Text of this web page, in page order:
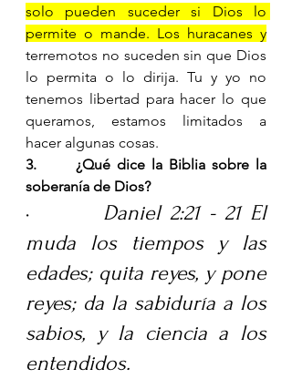
solo pueden suceder si Dios lo
permite o mande. Los huracanes y
terremotos no suceden sin que Dios
lo permita o lo dirija. Tu y yo no
tenemos libertad para hacer lo que
queramos, estamos limitados a
hacer algunas cosas.
3. ¿Qué dice la Biblia sobre la
soberanía de Dios?
· Daniel 2:21 - 21 El
muda los tiempos y las
edades; quita reyes, y pone
reyes; da la sabiduría a los
sabios, y la ciencia a los
entendidos.